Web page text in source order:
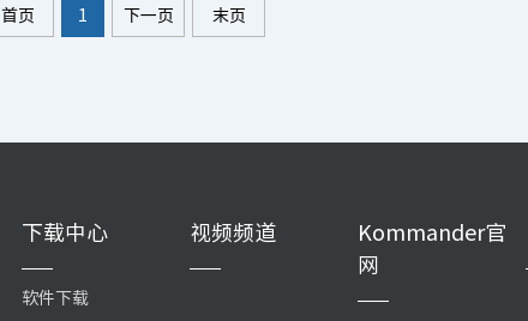
首页 1 下一页 末页
下载中心
软件下载
视频频道
Kommander官
网